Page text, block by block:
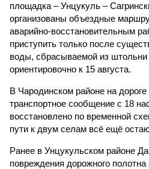
площадка – Унцукуль –
организованы объездные
аварийно-восстановительным
приступить только после
воды, сбрасываемой из
ориентировочно к 15 августа.
В Чародинском районе на
транспортное сообщение с 18
восстановлено по временной
пути к двум селам всё ещё
Ранее в Унцукульском районе
повреждения дорожного